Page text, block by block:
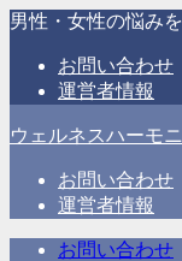
男性・女性の悩み
お問い合わせ
運営者情報
ウェルネスハーモ
お問い合わせ
運営者情報
お問い合わせ